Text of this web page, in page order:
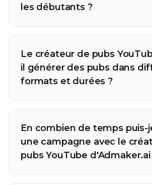
les débutants ?
Le créateur de pubs
il générer des pubs dans
formats et durées ?
En combien de temps puis-
une campagne avec le
pubs YouTube d'Admaker.ai